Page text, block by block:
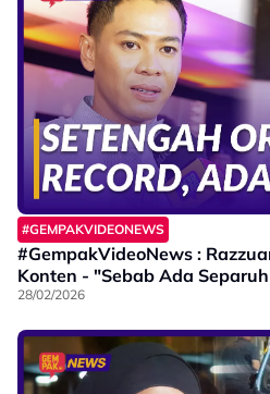
#GEMPAKVIDEONEWS
#GempakVideoNews :
Konten - "Sebab Ada
28/02/2026